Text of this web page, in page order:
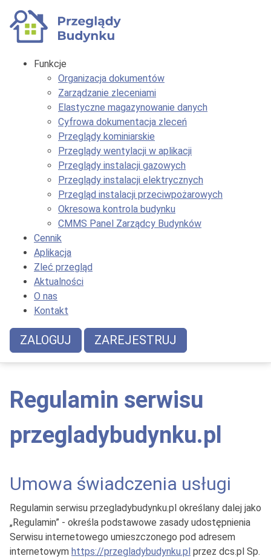
Funkcje
Organizacja dokumentów
Zarządzanie zleceniami
Elastyczne magazynowanie danych
Cyfrowa dokumentacja zleceń
Przeglądy kominiarskie
Przeglądy wentylacji w aplikacji
Przeglądy instalacji gazowych
Przeglądy instalacji elektrycznych
Przegląd instalacji przeciwpożarowych
Okresowa kontrola budynku
CMMS Panel Zarządcy Budynków
Cennik
Aplikacja
Zleć przegląd
Aktualności
O nas
Kontakt
ZALOGUJ ZAREJESTRUJ
Regulamin serwisu
przegladybudynku.pl
Umowa świadczenia usługi
Regulamin serwisu przegladybudynku.pl określany dalej jako
„Regulamin” - określa podstawowe zasady udostępnienia
Serwisu internetowego umieszczonego pod adresem
internetowym https://przegladybudynku.pl przez dcs.pl Sp.